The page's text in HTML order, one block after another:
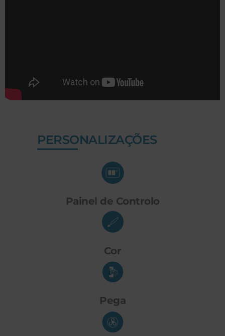
PERSONALIZAÇÕES
Painel de Controlo
Cor
Pega